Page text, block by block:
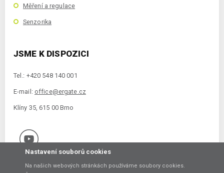
Měření a regulace
Senzorika
JSME K DISPOZICI
Tel.: +420 548 140 001
E-mail: office@ergate.cz
Klíny 35, 615 00 Brno
Nastavení souborů cookies
Na našich webových stránkách používáme soubory cookies.